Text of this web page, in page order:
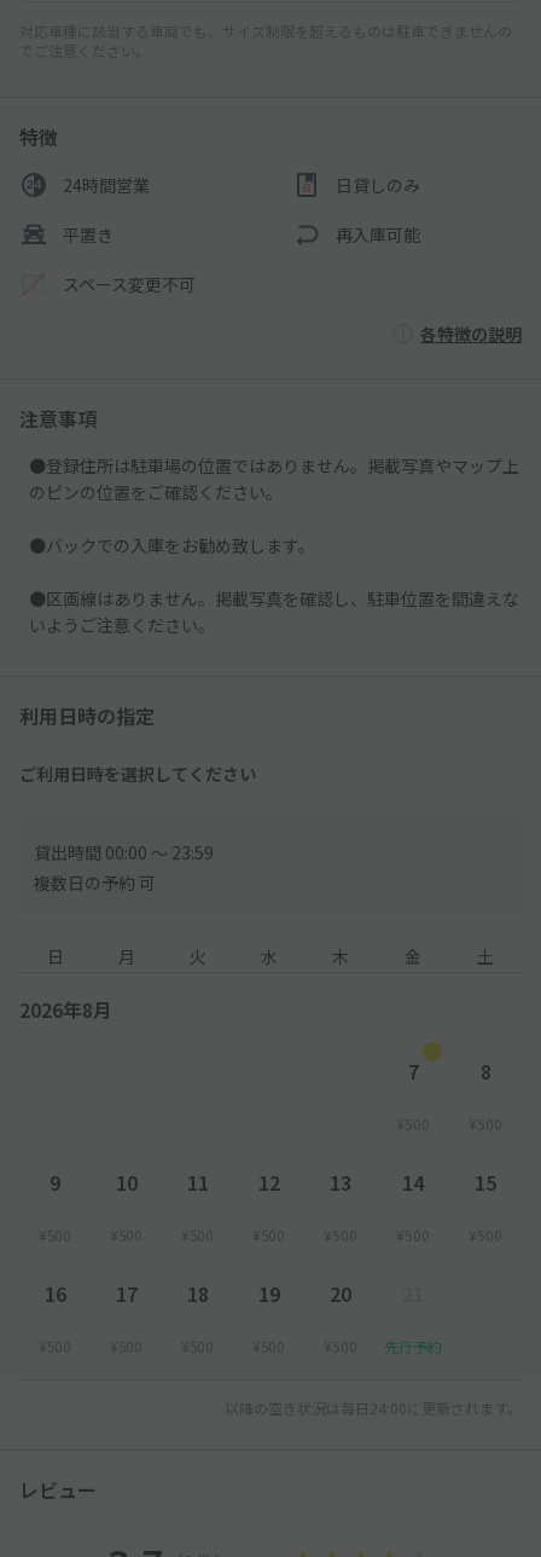
対応車種に該当する車両でも、サイズ制限を超えるものは駐車できませんの
でご注意ください。
特徴
24時間営業 日貸しのみ
平置き 再入庫可能
スペース変更不可
各特徴の説明
注意事項
●登録住所は駐車場の位置ではありません。掲載写真やマップ上
のピンの位置をご確認ください。
●バックでの入庫をお勧め致します。
●区画線はありません。掲載写真を確認し、駐車位置を間違えな
いようご注意ください。
利用日時の指定
ご利用日時を選択してください
貸出時間 00:00 〜 23:59
複数日の予約 可
日 月 火 水 木 金 土
2026年8月
7
¥500
8
¥500
9
¥500
10
¥500
11
¥500
12
¥500
13
¥500
14
¥500
15
¥500
16
¥500
17
¥500
18
¥500
19
¥500
20
¥500 先行予約
以降の空き状況は毎日24:00に更新されます。
レビュー